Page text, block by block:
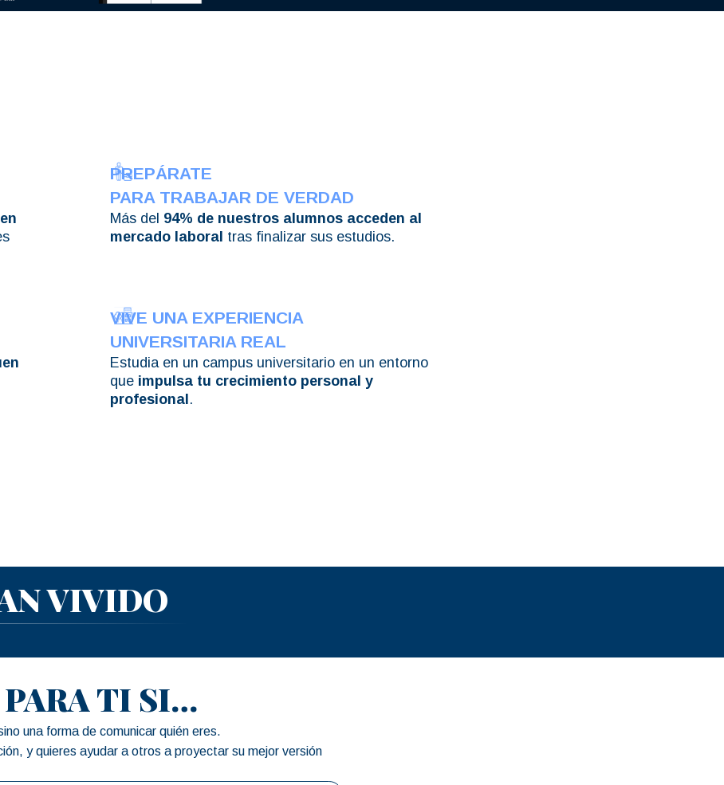
PREPÁRATE
PARA TRABAJAR DE VERDAD
Más del 94% de nuestros alumnos acceden al
mercado laboral tras finalizar sus estudios.
VIVE UNA EXPERIENCIA
UNIVERSITARIA REAL
Estudia en un campus universitario en un entorno
que impulsa tu crecimiento personal y
profesional.
VIVIDO
PARA TI SI…
una forma de comunicar quién eres.
y quieres ayudar a otros a proyectar su mejor versión